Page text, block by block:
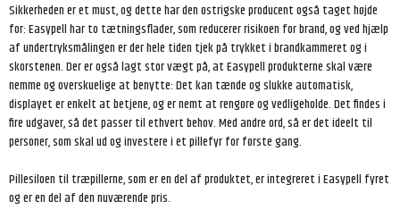
Sikkerheden er et must, og dette har den østrigske producent også taget højde
for: Easypell har to tætningsflader, som reducerer risikoen for brand, og ved hjælp
af undertryksmålingen er der hele tiden tjek på trykket i brandkammeret og i
skorstenen. Der er også lagt stor vægt på, at Easypell produkterne skal være
nemme og overskuelige at benytte: Det kan tænde og slukke automatisk,
displayet er enkelt at betjene, og er nemt at rengøre og vedligeholde. Det findes i
fire udgaver, så det passer til ethvert behov. Med andre ord, så er det ideelt til
personer, som skal ud og investere i et pillefyr for første gang.
Pillesiloen til træpillerne, som er en del af produktet, er integreret i Easypell fyret
og er en del af den nuværende pris.